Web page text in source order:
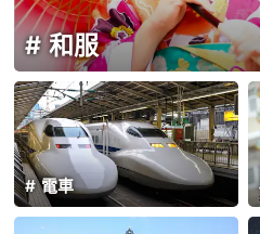
和服
電車